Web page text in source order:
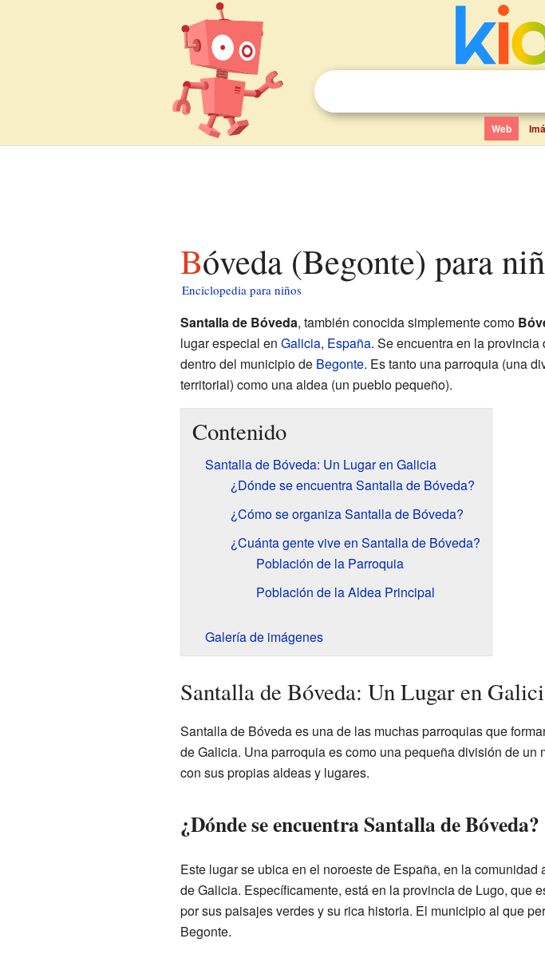
Web
Bóveda (Begonte) para
Enciclopedia para niños
Santalla de Bóveda, también conocida simplemente como
lugar especial en Galicia, España. Se encuentra en la provincia
dentro del municipio de Begonte. Es tanto una parroquia (una
territorial) como una aldea (un pueblo pequeño).
Contenido
Santalla de Bóveda: Un Lugar en Galicia
¿Dónde se encuentra Santalla de Bóveda?
¿Cómo se organiza Santalla de Bóveda?
¿Cuánta gente vive en Santalla de Bóveda?
Población de la Parroquia
Población de la Aldea Principal
Galería de imágenes
Santalla de Bóveda: Un Lugar en
Santalla de Bóveda es una de las muchas parroquias que
de Galicia. Una parroquia es como una pequeña división de un
con sus propias aldeas y lugares.
¿Dónde se encuentra Santalla de Bóveda?
Este lugar se ubica en el noroeste de España, en la comunidad
de Galicia. Específicamente, está en la provincia de Lugo, que
por sus paisajes verdes y su rica historia. El municipio al que
Begonte.